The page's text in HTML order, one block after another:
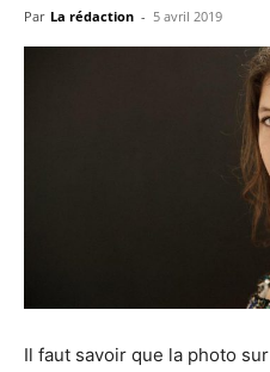
Par La rédaction - 5 avril 2019
Il faut savoir que la photo